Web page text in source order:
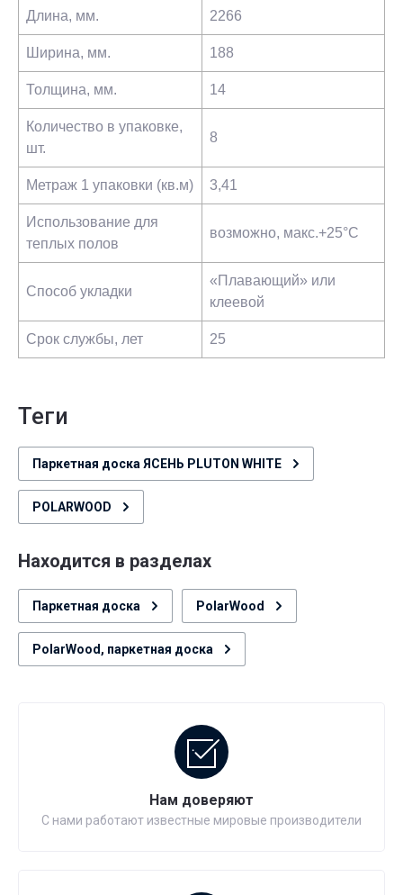
Длина, мм. 2266
Ширина, мм. 188
Толщина, мм. 14
Количество в упаковке,
шт.
8
Метраж 1 упаковки (кв.м) 3,41
Использование для
теплых полов
возможно, макс.+25°С
Способ укладки
«Плавающий» или
клеевой
Срок службы, лет 25
теги
Паркетная доска ЯСЕНЬ PLUTON WHITE
POLARWOOD
Находится в разделах
Паркетная доска PolarWood
PolarWood, паркетная доска
Нам доверяют
С нами работают известные мировые производители